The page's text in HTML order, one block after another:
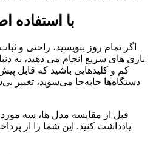
با استفاده
اگر تمام روز بنویسید، راحتی و
بازی های سریع انجام می دهید، به
کم و کلیدهایی باشید که قابل پیش
دستگاه‌ها جابه‌جا می‌شوید، تغییر
قبل از مقایسه مدل ها، سه موردی
یادداشت کنید. این شما را از